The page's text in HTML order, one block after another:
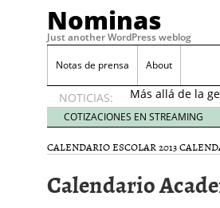
Nominas
Just another WordPress weblog
Notas de prensa About
NOTICIAS:
Desempleo
Una
en el sector
¿Cómo afectó
22, 2021
Desempleo
Más allá de la
COTIZACIONES EN STREAMING
CALENDARIO ESCOLAR 2013
Calendario